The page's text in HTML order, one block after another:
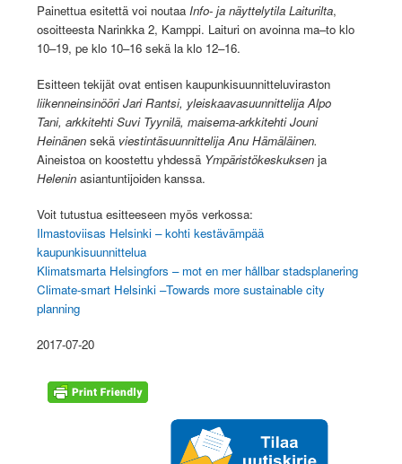
Painettua esitettä voi noutaa Info- ja näyttelytila Laiturilta,
osoitteesta Narinkka 2, Kamppi. Laituri on avoinna ma–to klo
10–19, pe klo 10–16 sekä la klo 12–16.
Esitteen tekijät ovat entisen kaupunkisuunnitteluviraston
liikenneinsinööri Jari Rantsi, yleiskaavasuunnittelija Alpo
Tani, arkkitehti Suvi Tyynilä, maisema-arkkitehti Jouni
Heinänen sekä viestintäsuunnittelija Anu Hämäläinen.
Aineistoa on koostettu yhdessä Ympäristökeskuksenja
Heleninasiantuntijoiden kanssa.
Voit tutustua esitteeseen myös verkossa:
Ilmastoviisas Helsinki – kohti kestävämpää
kaupunkisuunnittelua
Klimatsmarta Helsingfors – mot en mer hållbar stadsplanering
Climate-smart Helsinki –Towards more sustainable city
planning
2017-07-20